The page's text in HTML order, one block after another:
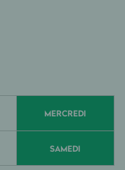
MERCREDI
SAMEDI